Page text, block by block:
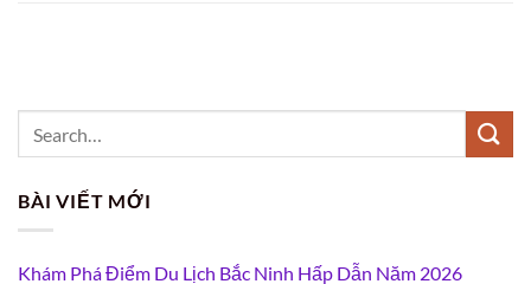
BÀI VIẾT MỚI
Khám Phá Điểm Du Lịch Bắc Ninh Hấp Dẫn Năm 2026